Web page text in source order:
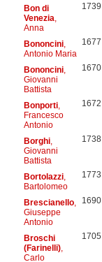
Bon di
Venezia
Anna
1739
Bononcini,
Antonio Maria
1677
Bononcini,
Giovanni
Battista
1670
Bonporti,
Francesco
Antonio
1672
Borghi,
Giovanni
Battista
1738
Bortolazzi,
Bartolomeo
1773
Brescianello,
Giuseppe
Antonio
1690
Broschi
(Farinelli),
Carlo
1705